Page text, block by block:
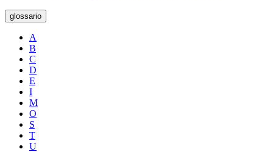
glossario
A
B
C
D
E
I
M
O
S
T
U